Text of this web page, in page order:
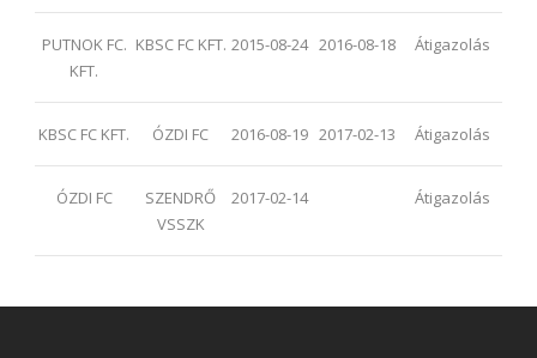
PUTNOK FC.
KFT.
KBSC FC KFT. 2015-08-24 2016-08-18 Átigazolás
KBSC FC KFT. ÓZDI FC 2016-08-19 2017-02-13 Átigazolás
ÓZDI FC
SZENDRŐ
VSSZK
2017-02-14 Átigazolás